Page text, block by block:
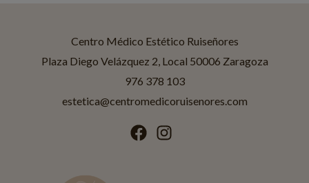
Centro Médico Estético Ruiseñores
Plaza Diego Velázquez 2, Local 50006 Zaragoza
976 378 103
estetica@centromedicoruisenores.com
¡Hola! Soy Jessica
Asistente IA deRuiseñores Estética.
Tratamientos Promociones